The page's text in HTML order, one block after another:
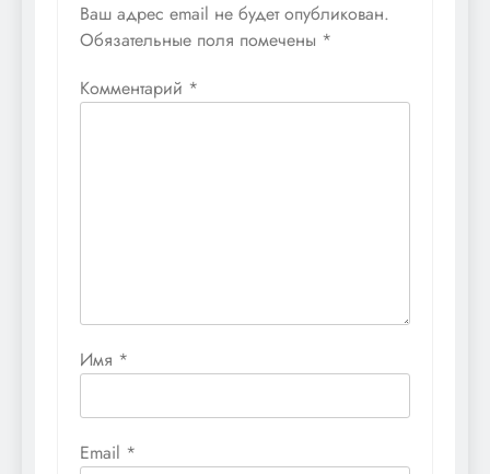
Ваш адрес email не будет опубликован.
Обязательные поля помечены *
Комментарий *
Имя *
Email *